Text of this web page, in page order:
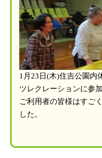
1月23日(木)住吉公園内
ツレクレーションに参
ご利用者の皆様はすご
した。